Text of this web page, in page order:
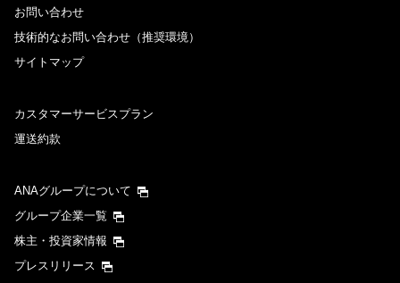
お問い合わせ
技術的なお問い合わせ（推奨環境）
サイトマップ
カスタマーサービスプラン
運送約款
ANAグループについて
グループ企業一覧
株主・投資家情報
プレスリリース